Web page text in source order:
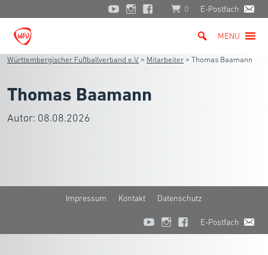
0 E-Postfach
MENU
Württembergischer Fußballverband e.V. > Mitarbeiter > Thomas Baamann
Thomas Baamann
Autor: 08.08.2026
Impressum Kontakt Datenschutz
E-Postfach